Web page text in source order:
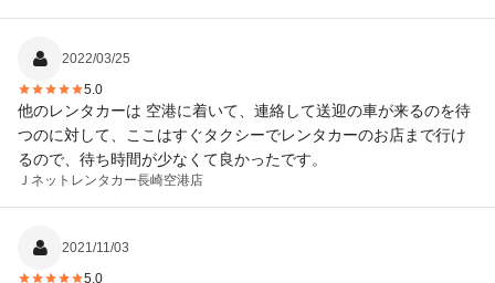
2022/03/25
5.0
他のレンタカーは 空港に着いて、連絡して送迎の車が来るのを待
つのに対して、ここはすぐタクシーでレンタカーのお店まで行け
るので、待ち時間が少なくて良かったです。
Ｊネットレンタカー長崎空港店
2021/11/03
5.0